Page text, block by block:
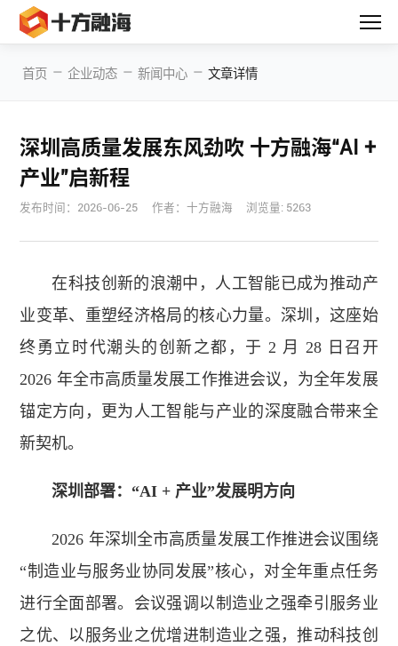
首页 — 企业动态 — 新闻中心 — 文章详情
深圳高质量发展东风劲吹 十方融海“AI +
产业”启新程
发布时间： 2026-06-25 作者：十方融海 浏览量: 5263
在科技创新的浪潮中，人工智能已成为推动产
业变革、重塑经济格局的核心力量。深圳，这座始
终勇立时代潮头的创新之都，于 2 月 28 日召开
2026 年全市高质量发展工作推进会议，为全年发展
锚定方向 ，更为人工智能与产业的深度融合带来全
新契机。
深圳部署：“AI + 产业”发展明方向
2026 年深圳全市高质量发展工作推进会议围绕
“制造业与服务业协同发展”核心，对全年重点任务
进行全面部署。会议强调以制造业之强牵引服务业
之优、以服务业之优增进制造业之强，推动科技创